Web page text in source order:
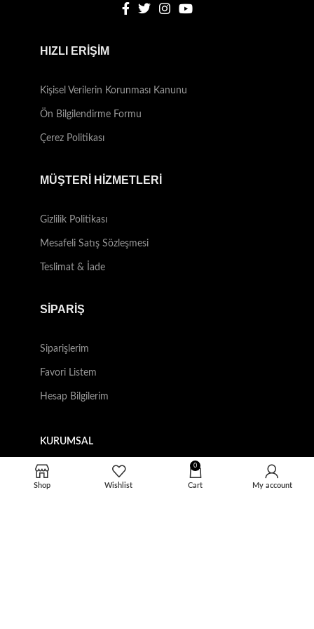
HIZLI ERİŞİM
Kişisel Verilerin Korunması Kanunu
Ön Bilgilendirme Formu
Çerez Politikası
MÜŞTERİ HİZMETLERİ
Gizlilik Politikası
Mesafeli Satış Sözleşmesi
Teslimat & İade
SİPARİŞ
Siparişlerim
Favori Listem
Hesap Bilgilerim
KURUMSAL
Hakkımızda
İletişim
Shop Wishlist
0
Cart My account